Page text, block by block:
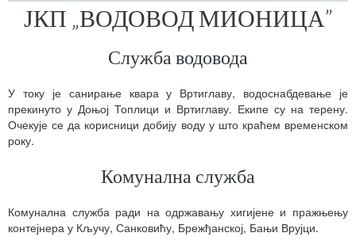
ЈКП „ВОДОВОД МИОНИЦА”
Служба водовода
У току је санирање квара у Вртиглаву, водоснабдевање је
прекинуто у Доњој Топлици и Вртиглаву. Екипе су на терену.
Очекује се да корисници добију воду у што краћем временском
року.
Комунална служба
Комунална служба ради на одржавању хигијене и пражњењу
контејнера у Кључу, Санковићу, Брежђанској, Бањи Врујци.